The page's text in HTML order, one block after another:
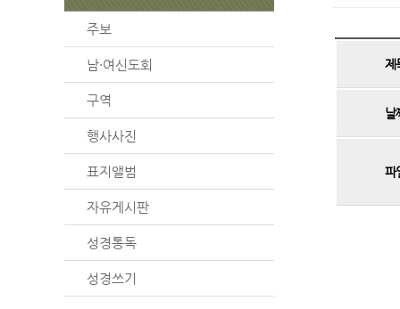
주보
남·여신도회
구역
행사사진
표지앨범
자유게시판
성경통독
성경쓰기
제
날
파